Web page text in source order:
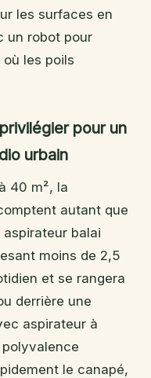
les surfaces en
un robot pour
où les poils
pour un
urbain
40 m², la
autant que
aspirateur balai
moins de 2,5
et se rangera
derrière une
aspirateur à
le canapé,